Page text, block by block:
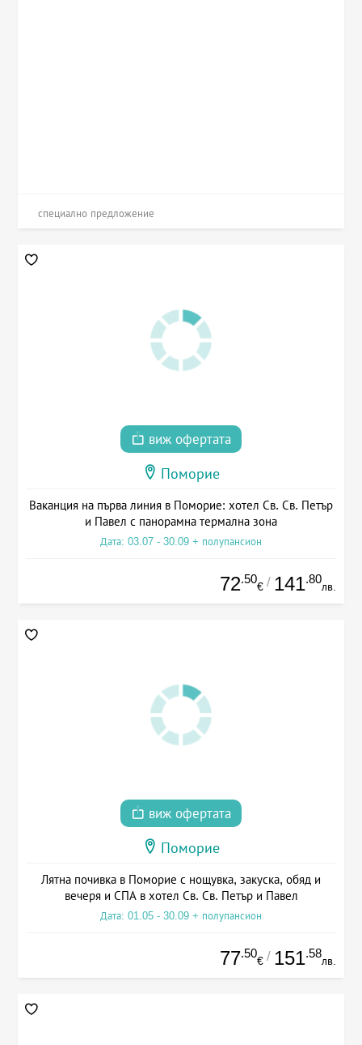
специално предложение
виж офертата
Поморие
Ваканция на първа линия в Поморие: хотел Св. Св. Петър
и Павел с панорамна термална зона
Дата: 03.07 - 30.09 + полупансион
72.50
€ / 141.80
лв.
виж офертата
Поморие
Лятна почивка в Поморие с нощувка, закуска, обяд и
вечеря и СПА в хотел Св. Св. Петър и Павел
Дата: 01.05 - 30.09 + полупансион
77.50
€ / 151.58
лв.